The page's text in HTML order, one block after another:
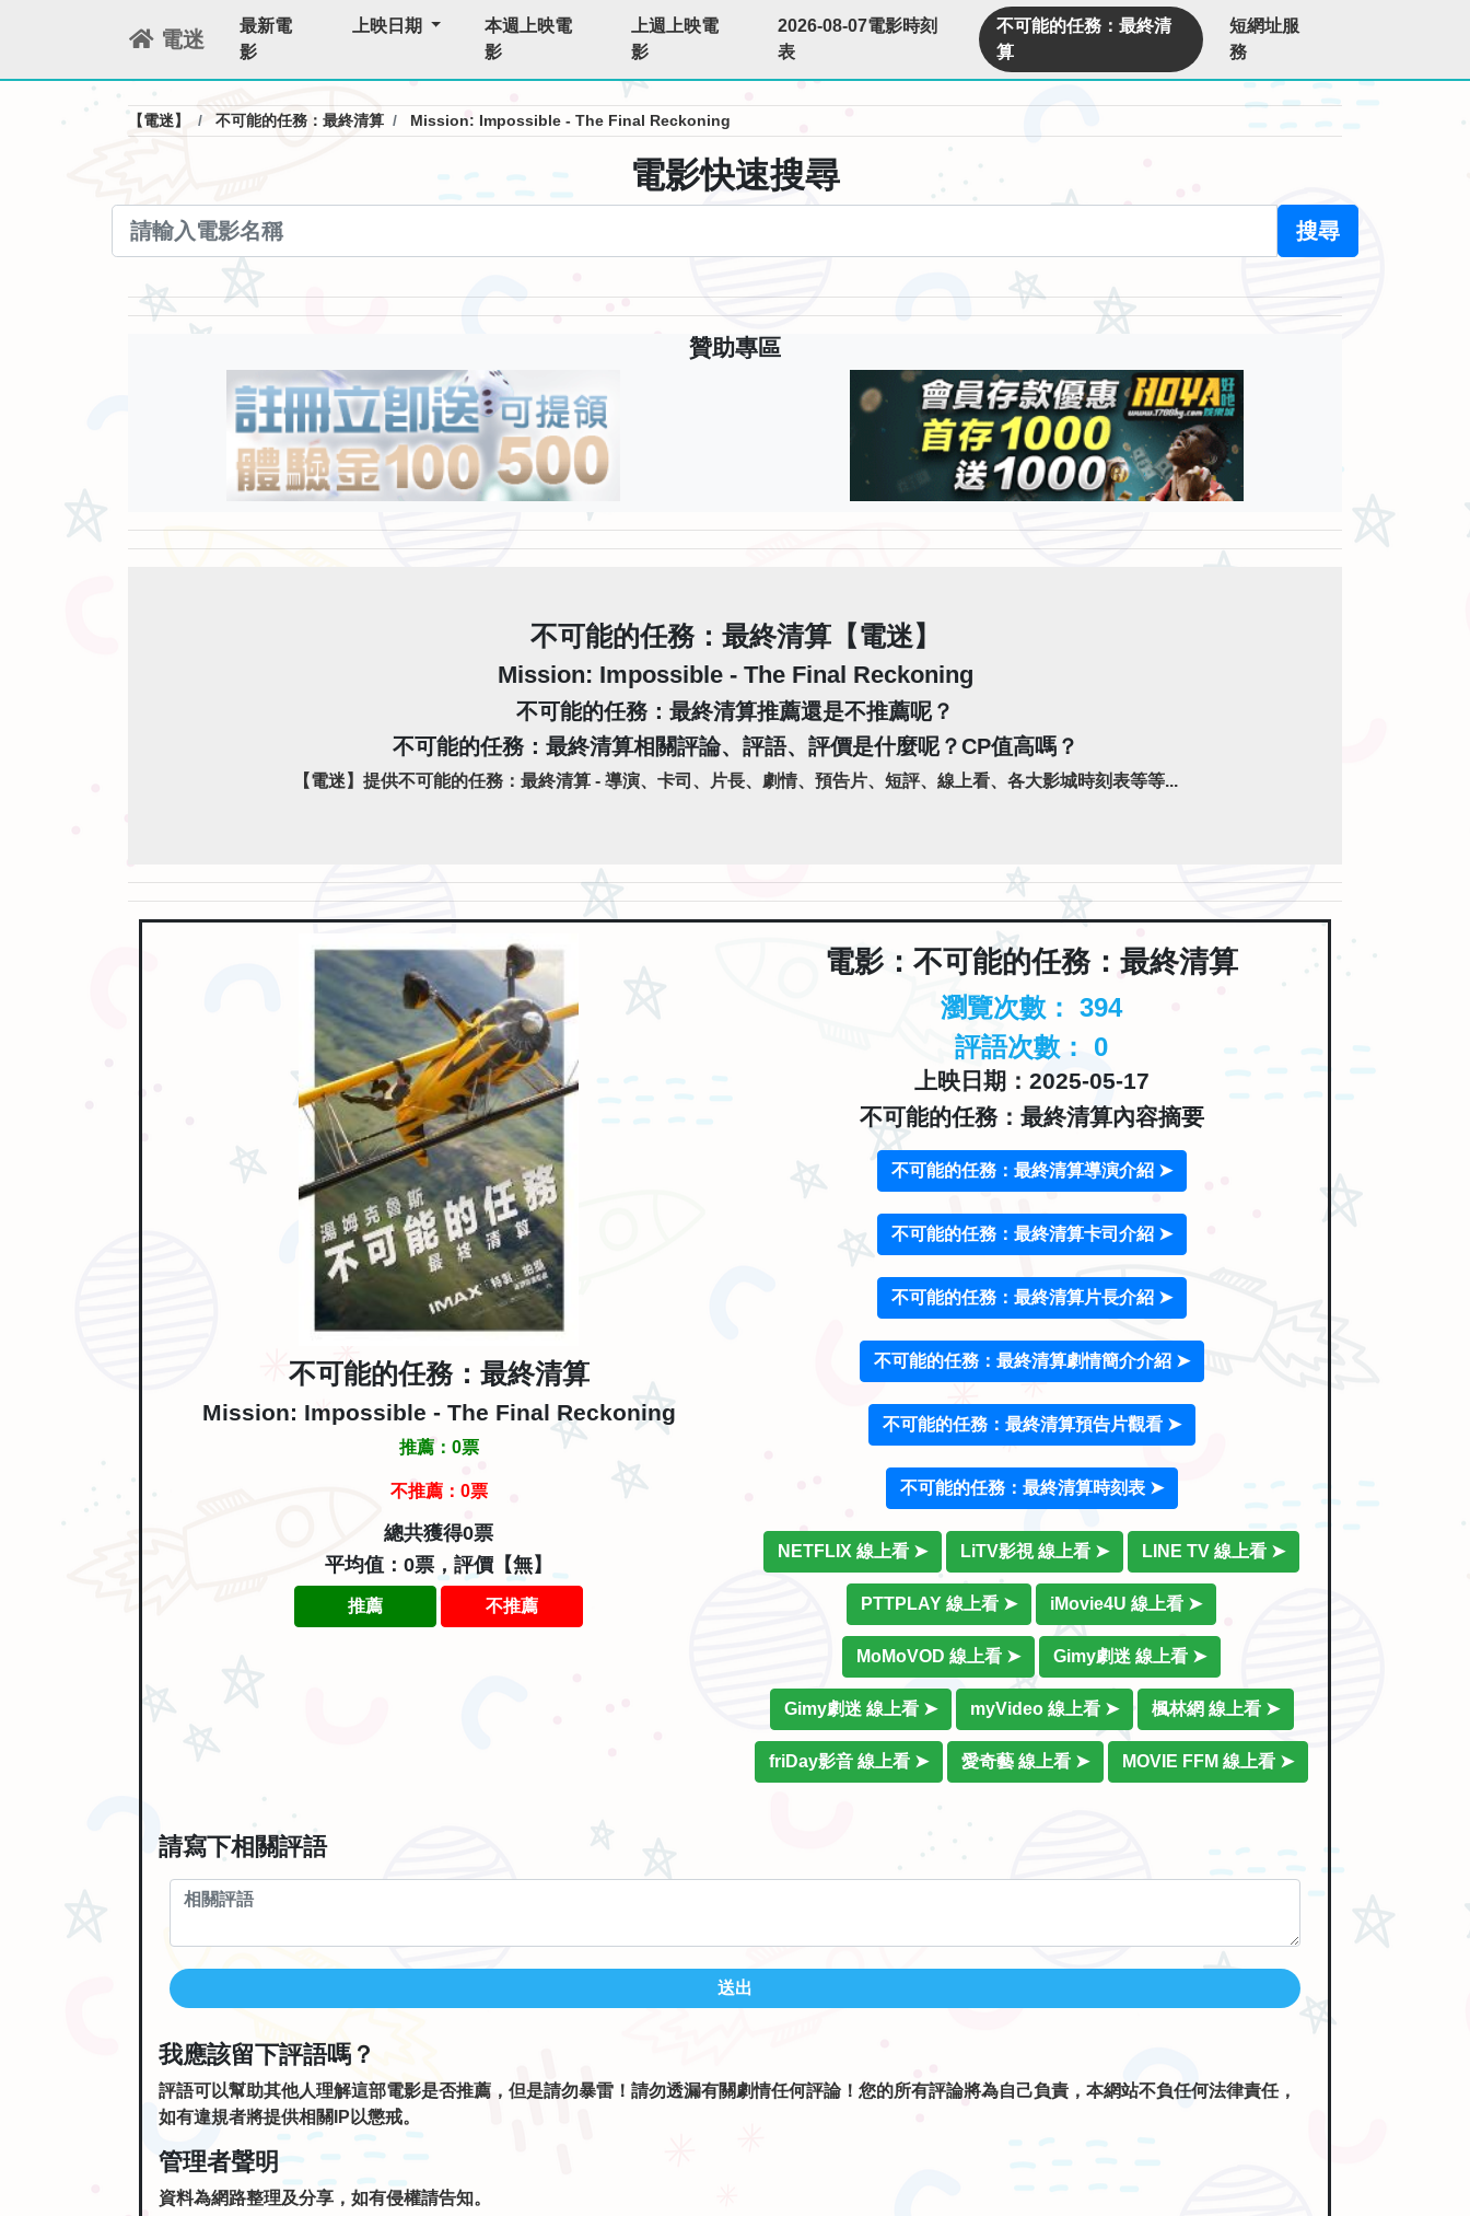
電迷
最新電
影
上映日期
本週上映電
影
上週上映電
影
2026-08-07電影時刻
表
不可能的任務：最終清
算
短網址服
務
【電迷】 不可能的任務：最終清算 Mission: Impossible - The Final Reckoning
電影快速搜尋
搜尋
贊助專區
不可能的任務：最終清算【電迷】
Mission: Impossible - The Final Reckoning
不可能的任務：最終清算推薦還是不推薦呢？
不可能的任務：最終清算相關評論、評語、評價是什麼呢？CP值高嗎？
【電迷】提供不可能的任務：最終清算 - 導演、卡司、片長、劇情、預告片、短評、線上看、各大影城時刻表等等...
不可能的任務：最終清算
Mission: Impossible - The Final Reckoning
推薦： 0票
不推薦： 0票
總共獲得0票
平均值：0票，評價【無】
推薦 不推薦
電影：不可能的任務：最終清算
瀏覽次數： 394
評語次數： 0
上映日期：2025-05-17
不可能的任務：最終清算內容摘要
不可能的任務：最終清算導演介紹 ➤
不可能的任務：最終清算卡司介紹 ➤
不可能的任務：最終清算片長介紹 ➤
不可能的任務：最終清算劇情簡介介紹 ➤
不可能的任務：最終清算預告片觀看 ➤
不可能的任務：最終清算時刻表 ➤
NETFLIX 線上看 ➤ LiTV影視 線上看 ➤ LINE TV 線上看 ➤
PTTPLAY 線上看 ➤ iMovie4U 線上看 ➤
MoMoVOD 線上看 ➤ Gimy劇迷 線上看 ➤
Gimy劇迷 線上看 ➤ myVideo 線上看 ➤ 楓林網 線上看 ➤
friDay影音 線上看 ➤ 愛奇藝 線上看 ➤ MOVIE FFM 線上看 ➤
請寫下相關評語
送出
我應該留下評語嗎？
評語可以幫助其他人理解這部電影是否推薦，但是請勿暴雷！請勿透漏有關劇情任何評論！您的所有評論將為自己負責，本網站不負任何法律責任，
如有違規者將提供相關IP以懲戒。
管理者聲明
資料為網路整理及分享，如有侵權請告知。